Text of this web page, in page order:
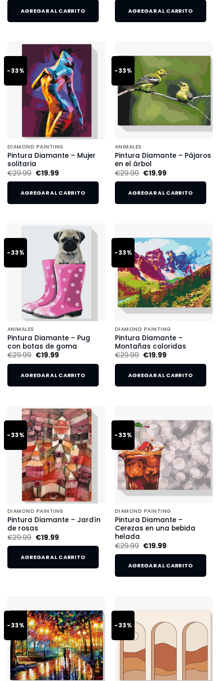
AGREGAR AL CARRITO AGREGAR AL CARRITO
-33%
DIAMOND PAINTING
Pintura Diamante – Mujer
solitaria
€29.99 €19.99
AGREGAR AL CARRITO
-33%
ANIMALES
Pintura Diamante – Pájaros
en el árbol
€29.99 €19.99
AGREGAR AL CARRITO
-33%
ANIMALES
Pintura Diamante – Pug
con botas de goma
€29.99 €19.99
AGREGAR AL CARRITO
-33%
DIAMOND PAINTING
Pintura Diamante –
Montañas coloridas
€29.99 €19.99
AGREGAR AL CARRITO
-33%
DIAMOND PAINTING
Pintura Diamante – Jardín
de rosas
€29.99 €19.99
AGREGAR AL CARRITO
-33%
DIAMOND PAINTING
Pintura Diamante –
Cerezas en una bebida
helada
€29.99 €19.99
AGREGAR AL CARRITO
-33% -33%